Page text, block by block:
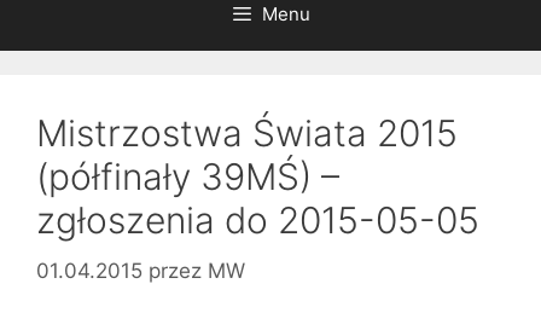
Menu
Mistrzostwa Świata 2015
(półfinały 39MŚ) –
zgłoszenia do 2015-05-05
01.04.2015 przez MW